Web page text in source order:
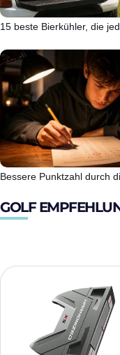
15 beste Bierkühler, die
Bessere Punktzahl durch
GOLF